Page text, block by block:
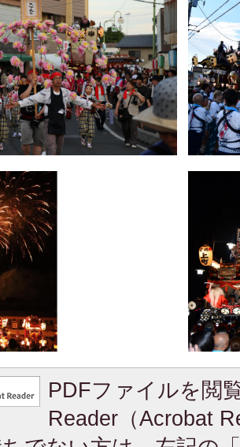
PDFファイルを閲
Reader（Acrobat